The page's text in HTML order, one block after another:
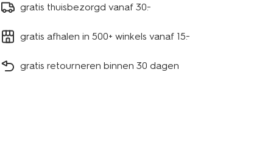
gratis thuisbezorgd vanaf 30.-
gratis afhalen in 500+ winkels vanaf 15.-
gratis retourneren binnen 30 dagen